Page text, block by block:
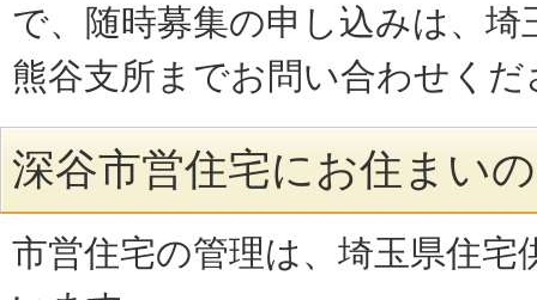
で、随時募集の申し込みは、埼
熊谷支所までお問い合わせくだ
深谷市営住宅にお住まい
市営住宅の管理は、埼玉県住宅